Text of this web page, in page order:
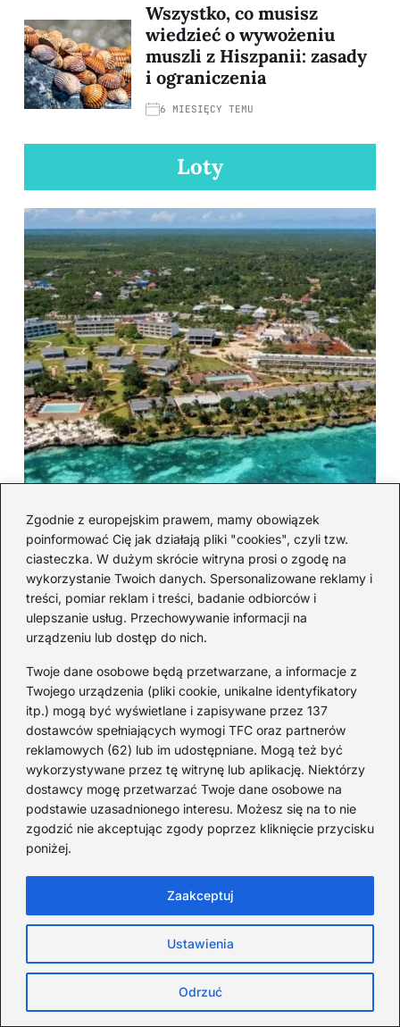
Zgodnie z europejskim prawem, mamy obowiązek
poinformować Cię jak działają pliki "cookies", czyli tzw.
ciasteczka. W dużym skrócie witryna prosi o zgodę na
wykorzystanie Twoich danych. Spersonalizowane reklamy i
treści, pomiar reklam i treści, badanie odbiorców i
ulepszanie usług. Przechowywanie informacji na
urządzeniu lub dostęp do nich.
Twoje dane osobowe będą przetwarzane, a informacje z
Twojego urządzenia (pliki cookie, unikalne identyfikatory
itp.) mogą być wyświetlane i zapisywane przez 137
dostawców spełniających wymogi TFC oraz partnerów
reklamowych (62) lub im udostępniane. Mogą też być
wykorzystywane przez tę witrynę lub aplikację. Niektórzy
dostawcy mogę przetwarzać Twoje dane osobowe na
podstawie uzasadnionego interesu. Możesz się na to nie
zgodzić nie akceptując zgody poprzez kliknięcie przycisku
poniżej.
Ustawienia
Odrzuć
Zaakceptuj
Wszystko, co musisz
wiedzieć o wywożeniu
muszli z Hiszpanii: zasady
i ograniczenia
6 MIESIĘCY TEMU
Loty
Lot z Polski na Zanzibar: ile
trwa i jakie są przesiadki
2026-08-04
Ile trwa lot do Albanii:
godziny przelotu z Polski do
Tirany
2026-08-03
Ile godzin trwa lot z Polski
do Jerozolimy: czas i lotniska
Czas lotu z Polski do Kenii:
najszybsze połączenia i ile
trwa podróż
2026-07-31
Lotniska Sri Lanki dostępne
dla turystów — planujesz lot?